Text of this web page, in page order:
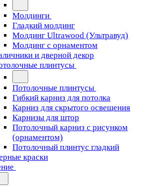
Молдинги
Гладкий молдинг
Молдинг Ultrawood (Ультравуд)
Молдинг с орнаментом
и дверной декор
плинтусы
Потолочные плинтусы
Гибкий карниз для потолка
Карниз для скрытого освещения
Карнизы для штор
Потолочный карниз с рисунком
(орнаментом)
Потолочный плинтус гладкий
краски